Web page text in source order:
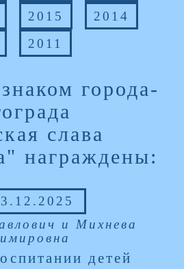
2015
2014
2011
города-
слава
награждены:
и Михнева
детей